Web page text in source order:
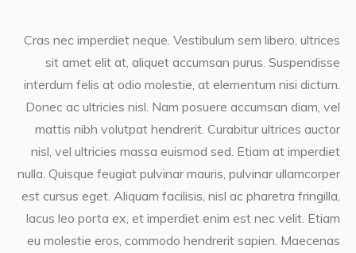
Cras nec imperdiet neque. Vestibulum sem libero, ultrices
sit amet elit at, aliquet accumsan purus. Suspendisse
interdum felis at odio molestie, at elementum nisi dictum.
Donec ac ultricies nisl. Nam posuere accumsan diam, vel
mattis nibh volutpat hendrerit. Curabitur ultrices auctor
nisl, vel ultricies massa euismod sed. Etiam at imperdiet
nulla. Quisque feugiat pulvinar mauris, pulvinar ullamcorper
est cursus eget. Aliquam facilisis, nisl ac pharetra fringilla,
lacus leo porta ex, et imperdiet enim est nec velit. Etiam
eu molestie eros, commodo hendrerit sapien. Maecenas